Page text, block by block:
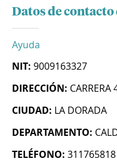
Datos de contacto
Ayuda
NIT: 9009163327
DIRECCIÓN: CARRERA
CIUDAD: LA DORADA
DEPARTAMENTO:
TELÉFONO: